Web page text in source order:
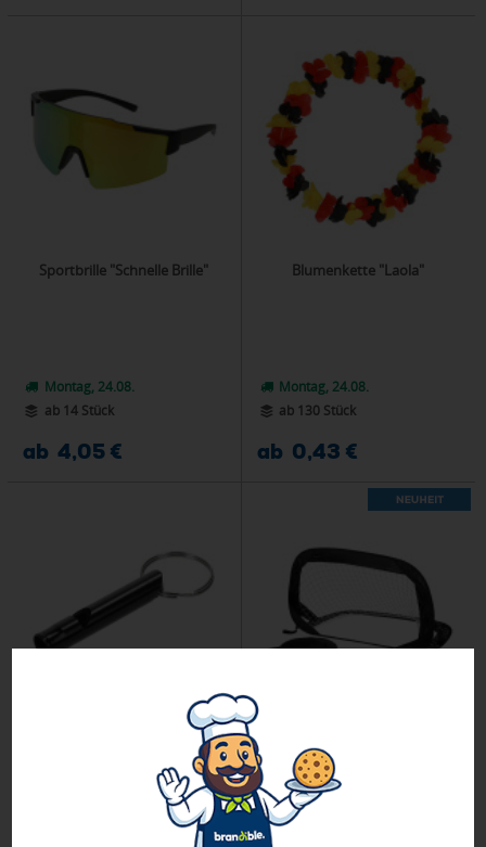
Sportbrille "Schnelle Brille"
Montag, 24.08.
ab 14 Stück
ab 4,05 €
Blumenkette "Laola"
Montag, 24.08.
ab 130 Stück
ab 0,43 €